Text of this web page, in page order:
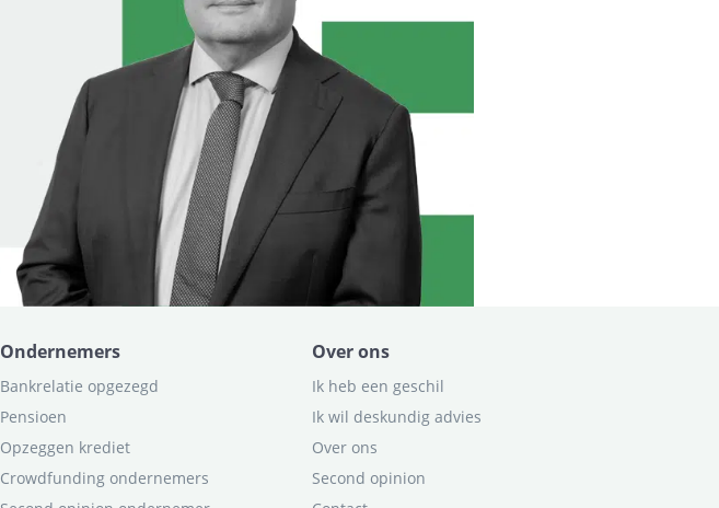
Ondernemers
Bankrelatie opgezegd
Pensioen
Opzeggen krediet
Crowdfunding ondernemers
Over ons
Ik heb een geschil
Ik wil deskundig advies
Over ons
Second opinion